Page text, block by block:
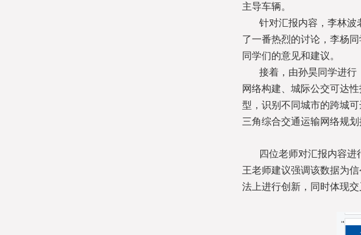
主导车辆。
针对汇报内容，李林波
了一番热烈的讨论，李杨
同学们的意见和建议。
接着，由孙昊同学进行
网络构建、城际公交可达
型，识别不同城市的跨城
三角综合交通运输网络规
四位老师对汇报内容
王老师建议强调该数据为
法上进行创新，同时体现交